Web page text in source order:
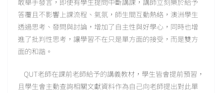
敢舉手發言，即使有學生提問中斷講課，講師立刻樂於給予
答覆且不影響上課流程、氣氛，師生間互動熱絡，澳洲學生
透過思考、發問與討論，增加了自主性與好學心，同時也增
進了批判性思考，讓學習不在只是單方面的接受，而是雙方
面的和諧。
QUT老師在課前老師給予的講義教材，學生皆會提前預習，
且學生會主動查詢相關文獻資料作為自己向老師提出對此單